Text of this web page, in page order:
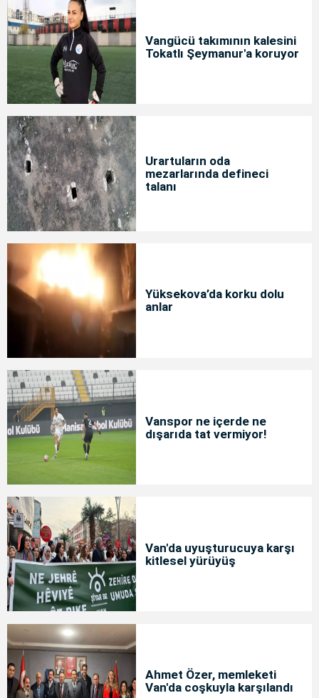
Vangücü takımının kalesini
Tokatlı Şeymanur'a koruyor
Urartuların oda
mezarlarında defineci
talanı
Yüksekova’da korku dolu
anlar
Vanspor ne içerde ne
dışarıda tat vermiyor!
Van'da uyuşturucuya karşı
kitlesel yürüyüş
Ahmet Özer, memleketi
Van'da coşkuyla karşılandı